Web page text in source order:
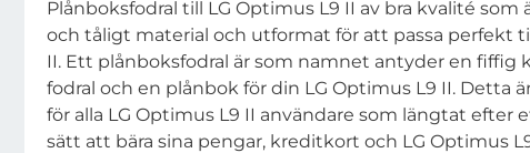
Produktbeskrivning
Plånboksfodral till LG Optimus L9 II av bra kvalité som
och tåligt material och utformat för att passa perfekt
II. Ett plånboksfodral är som namnet antyder en fiffig
fodral och en plånbok för din LG Optimus L9 II. Detta
för alla LG Optimus L9 II användare som längtat efter
sätt att bära sina pengar, kreditkort och LG Optimus